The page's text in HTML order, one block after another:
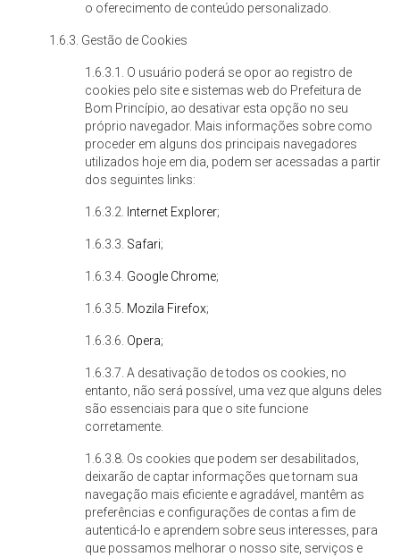
o oferecimento de conteúdo personalizado.
1.6.3. Gestão de Cookies
1.6.3.1. O usuário poderá se opor ao registro de
cookies pelo site e sistemas web do Prefeitura de
Bom Princípio, ao desativar esta opção no seu
próprio navegador. Mais informações sobre como
proceder em alguns dos principais navegadores
utilizados hoje em dia, podem ser acessadas a partir
dos seguintes links:
1.6.3.2. Internet Explorer;
1.6.3.3. Safari;
1.6.3.4. Google Chrome;
1.6.3.5. Mozila Firefox;
1.6.3.6. Opera;
1.6.3.7. A desativação de todos os cookies, no
entanto, não será possível, uma vez que alguns deles
são essenciais para que o site funcione
corretamente.
1.6.3.8. Os cookies que podem ser desabilitados,
deixarão de captar informações que tornam sua
navegação mais eficiente e agradável, mantêm as
preferências e configurações de contas a fim de
autenticá-lo e aprendem sobre seus interesses, para
que possamos melhorar o nosso site, serviços e